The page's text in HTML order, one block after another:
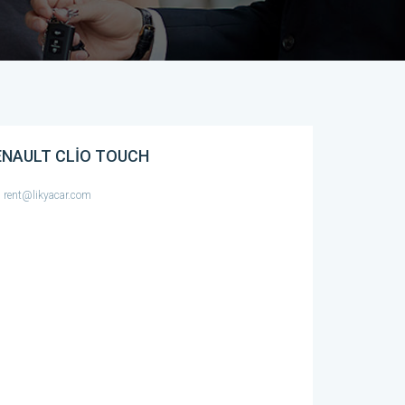
CLIO TOUCH
rent@likyacar.com